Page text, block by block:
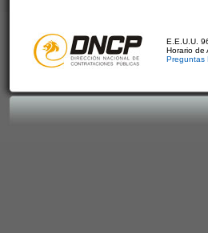
E.E.U.U.
Horario de
Preguntas